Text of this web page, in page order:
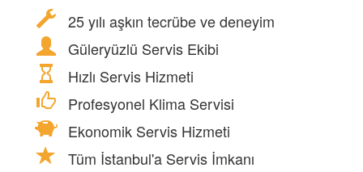
25 yılı aşkın tecrübe ve deneyim
Güleryüzlü Servis Ekibi
Hızlı Servis Hizmeti
Profesyonel Klima Servisi
Ekonomik Servis Hizmeti
Tüm İstanbul'a Servis İmkanı